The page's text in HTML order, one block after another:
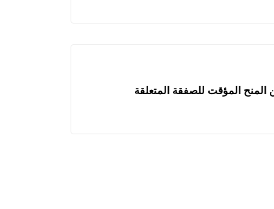
المنح المؤقت للصفقة المتعلقة